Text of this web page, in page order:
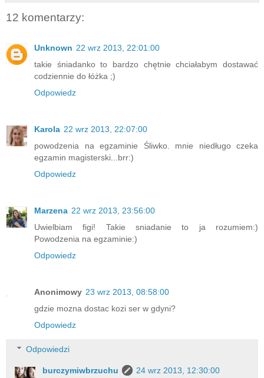
12 komentarzy:
Unknown 22 wrz 2013, 22:01:00
takie śniadanko to bardzo chętnie chciałabym dostawać
codziennie do łóżka ;)
Odpowiedz
Karola 22 wrz 2013, 22:07:00
powodzenia na egzaminie Śliwko. mnie niedługo czeka
egzamin magisterski...brr:)
Odpowiedz
Marzena 22 wrz 2013, 23:56:00
Uwielbiam figi! Takie sniadanie to ja rozumiem:)
Powodzenia na egzaminie:)
Odpowiedz
Anonimowy 23 wrz 2013, 08:58:00
gdzie mozna dostac kozi ser w gdyni?
Odpowiedz
Odpowiedzi
burczymiwbrzuchu
24 wrz 2013, 12:30:00